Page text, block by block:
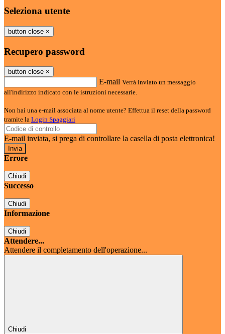
Seleziona utente
button close ×
Recupero password
button close ×
E-mail Verrà inviato un messaggio
all'indirizzo indicato con le istruzioni necessarie.
Non hai una e-mail associata al nome utente? Effettua il reset della password
tramite la Login Spaggiari
E-mail inviata, si prega di controllare la casella di posta elettronica!
Errore
Chiudi
Successo
Chiudi
Informazione
Chiudi
Attendere...
Attendere il completamento dell'operazione...
Chiudi